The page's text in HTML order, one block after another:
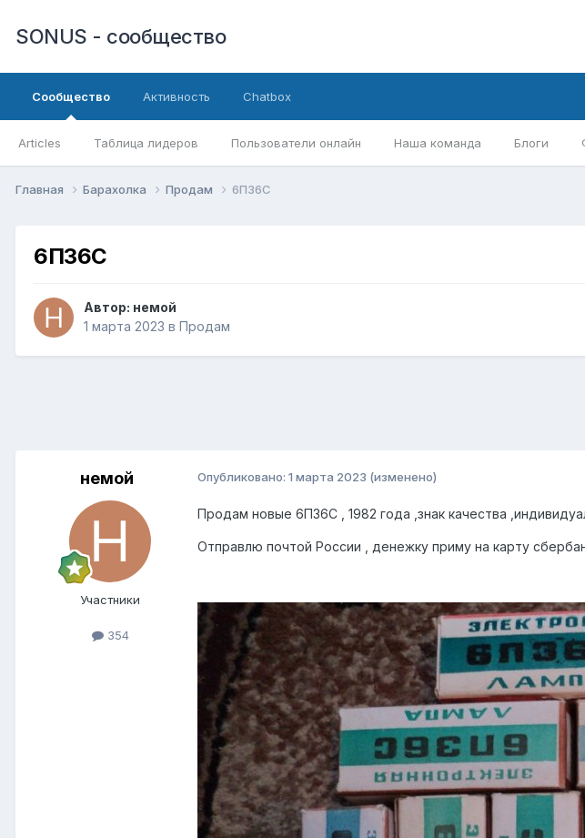
SONUS - сообщество
Сообщество
Articles Таблица лидеров Пользователи онлайн Наша команда Блоги
Активность Chatbox
Главная Барахолка Продам 6П36С
6П36С
Автор: немой
1 марта 2023 в Продам
немой
Участники
354
Опубликовано: 1 марта 2023 (изменено)
Продам новые 6П36С , 1982 года ,знак качества
Отправлю почтой России , денежку приму на карту